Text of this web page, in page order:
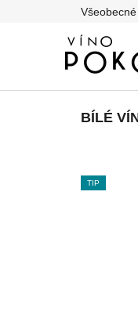
BÍLÉ
TIP